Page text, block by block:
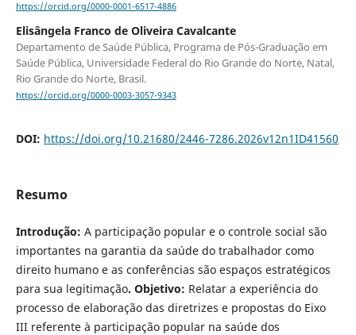
https://orcid.org/0000-0001-6517-4886
Elisângela Franco de Oliveira Cavalcante
Departamento de Saúde Pública, Programa de Pós-Graduação em
Saúde Pública, Universidade Federal do Rio Grande do Norte, Natal,
Rio Grande do Norte, Brasil.
https://orcid.org/0000-0003-3057-9343
DOI: https://doi.org/10.21680/2446-7286.2026v12n1ID41560
Resumo
Introdução: A participação popular e o controle social são
importantes na garantia da saúde do trabalhador como
direito humano e as conferências são espaços estratégicos
para sua legitimação. Objetivo: Relatar a experiência do
processo de elaboração das diretrizes e propostas do Eixo
III referente à participação popular na saúde dos